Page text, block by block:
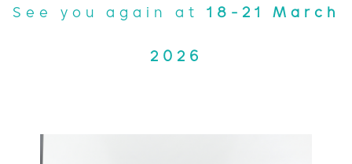
See you again at 18-21 March
2026